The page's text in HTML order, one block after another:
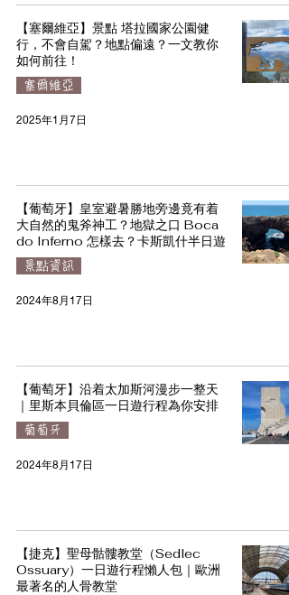
【塞爾維亞】景點 塔拉國家公園健
行，不會自駕？地點偏遠？一文教你
如何前往！
塞爾維亞
2025年1月7日
【葡萄牙】皇室避暑勝地旁邊竟有着
大自然的鬼斧神工？地獄之口 Boca
do Inferno 怎樣去？卡斯凱什半日遊
景點資訊
2024年8月17日
【葡萄牙】沿着太加斯河漫步一整天
｜里斯本貝倫區一日遊行程為你安排
葡萄牙
2024年8月17日
【捷克】聖母骷髏教堂（Sedlec
Ossuary）一日遊行程懶人包｜歐洲
最著名的人骨教堂